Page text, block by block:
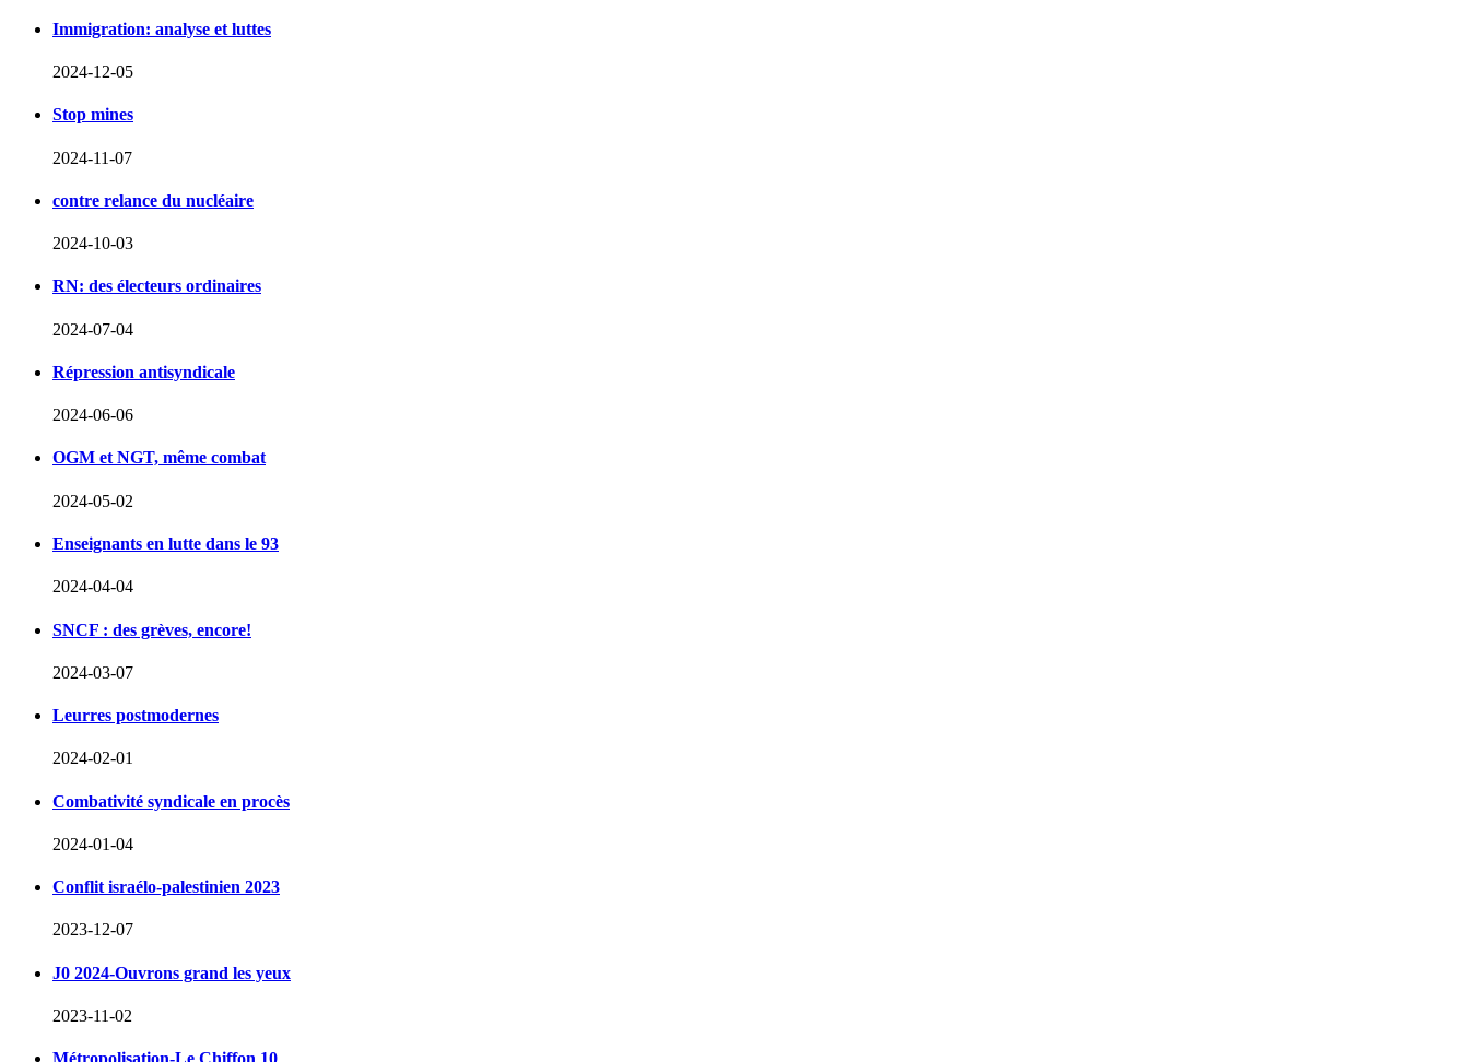
Immigration: analyse et luttes
2024-12-05
Stop mines
2024-11-07
contre relance du nucléaire
2024-10-03
RN: des électeurs ordinaires
2024-07-04
Répression antisyndicale
2024-06-06
OGM et NGT, même combat
2024-05-02
Enseignants en lutte dans le 93
2024-04-04
SNCF : des grèves, encore!
2024-03-07
Leurres postmodernes
2024-02-01
Combativité syndicale en procès
2024-01-04
Conflit israélo-palestinien 2023
2023-12-07
J0 2024-Ouvrons grand les yeux
2023-11-02